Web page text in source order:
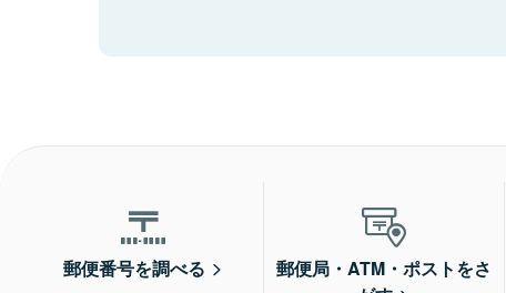
郵便番号を調べる
郵便局・ATM・ポストをさ